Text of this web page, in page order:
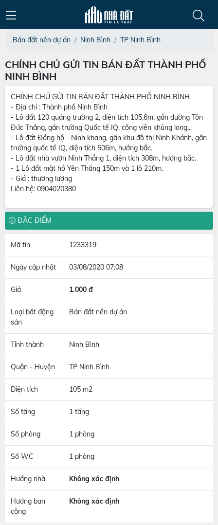
Bán đất nền dự án Ninh Bình TP Ninh Bình
CHÍNH CHỦ GỬI TIN BÁN ĐẤT THÀNH PHỐ
NINH BÌNH
CHÍNH CHỦ GỬI TIN BÁN ĐẤT THÀNH PHỐ NINH BÌNH
- Địa chỉ : Thành phố Ninh Bình
- Lô đất 120 quảng trường 2, diện tích 105,6m, gần đường Tôn
Đức Thắng, gần trường Quốc tế IQ, công viên khủng long...
- Lô đất Đồng hộ - Ninh khang, gần khu đô thị Ninh Khánh, gần
trường quốc tế IQ, diện tích 506m, hướng bắc.
- Lô đất nhà vườn Ninh Thắng 1, diện tích 308m, hướng bắc.
- 1 Lô đất mặt hồ Yên Thắng 150m và 1 lô 210m.
- Giá : thương lượng
Liên hệ: 0904020380
ĐẶC ĐIỂM
Mã tin 1233319
Ngày cập nhật 03/08/2020 07:08
Giá 1.000 đ
Loại bất động
sản
Bán đất nền dự án
Tỉnh thành Ninh Bình
Quận - Huyện TP Ninh Bình
Diện tích 105 m2
Số tầng 1 tầng
Số phòng 1 phòng
Số WC 1 phòng
Hướng nhà Không xác định
Hướng ban
công
Không xác định